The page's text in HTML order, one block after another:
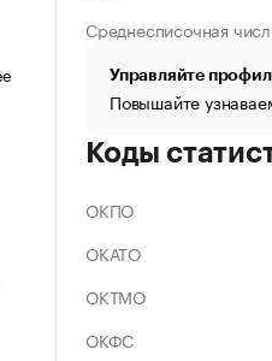
Среднесписочная
Управляйте
Повышайте
Коды
ОКПО
ОКАТО
ОКТМО
ОКФС